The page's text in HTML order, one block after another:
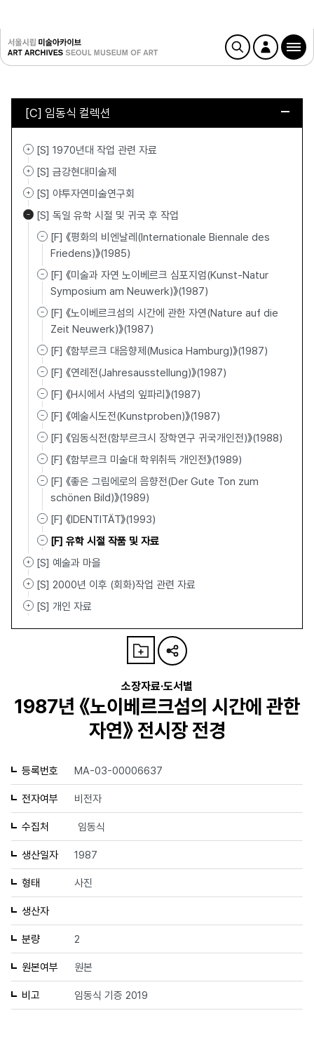
[C] 임동식 컬렉션
[S] 1970년대 작업 관련 자료
[S] 금강현대미술제
[S] 야투자연미술연구회
[S] 독일 유학 시절 및 귀국 후 작업
[F] 《평화의 비엔날레(Internationale Biennale des
Friedens)》(1985)
[F] 《미술과 자연 노이베르크 심포지엄(Kunst-Natur
Symposium am Neuwerk)》(1987)
[F] 《노이베르크섬의 시간에 관한 자연(Nature auf die
Zeit Neuwerk)》(1987)
[F] 《함부르크 대음향제(Musica Hamburg)》(1987)
[F] 《연례전(Jahresausstellung)》(1987)
[F] 《H시에서 사념의 잎파리》(1987)
[F] 《예술시도전(Kunstproben)》(1987)
[F] 《임동식전(함부르크시 장학연구 귀국개인전)》(1988)
[F] 《함부르크 미술대 학위취득 개인전》(1989)
[F] 《좋은 그림에로의 음향전(Der Gute Ton zum
schönen Bild)》(1989)
[F] 《IDENTITÄT》(1993)
[F] 유학 시절 작품 및 자료
[S] 예술과 마을
[S] 2000년 이후 (회화)작업 관련 자료
[S] 개인 자료
소장자료·도서별
1987년 《노이베르크섬의 시간에 관한
자연》 전시장 전경
등록번호 MA-03-00006637
전자여부 비전자
수집처 임동식
생산일자 1987
형태 사진
생산자
분량 2
원본여부 원본
비고 임동식 기증 2019